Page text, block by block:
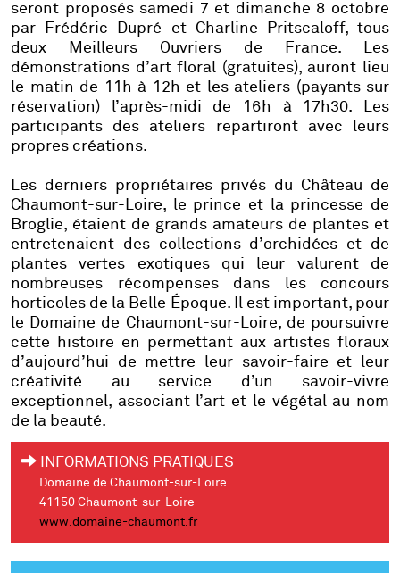
seront proposés samedi 7 et dimanche 8 octobre
par
Frédéric Dupré et Charline Pritscaloff,tous
deux Meilleurs Ouvriers de France. Les
démonstrations d’art floral (gratuites), auront lieu
le matin de 11h à 12h et les ateliers (payants sur
réservation) l’après-midi de 16h à 17h30. Les
participants des ateliers repartiront avec leurs
propres créations.
Les derniers propriétaires privés du Château de
Chaumont-sur-Loire, le prince et la princesse de
Broglie, étaient de grands amateurs de plantes et
entretenaient des collections d’orchidées et de
plantes vertes exotiques qui leur valurent de
nombreuses récompenses dans les concours
horticoles de la Belle Époque. Il est important, pour
le Domaine de Chaumont-sur-Loire, de poursuivre
cette histoire en permettant aux artistes floraux
d’aujourd’hui de mettre leur savoir-faire et leur
créativité au service d’un savoir-vivre
exceptionnel, associant l’art et le végétal au nom
de la beauté.
INFORMATIONS PRATIQUES
Domaine de Chaumont-sur-Loire
41150 Chaumont-sur-Loire
www.domaine-chaumont.fr